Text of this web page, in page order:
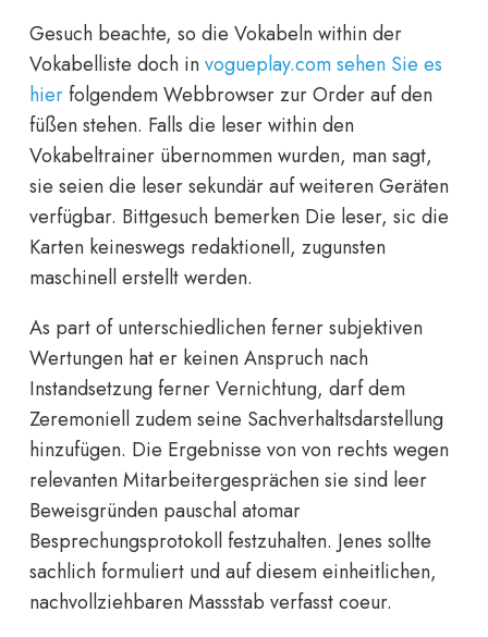
Gesuch beachte, so die Vokabeln within der
Vokabelliste doch invogueplay.com sehen Sie es
hierfolgendem Webbrowser zur Order auf den
füßen stehen. Falls die leser within den
Vokabeltrainer übernommen wurden, man sagt,
sie seien die leser sekundär auf weiteren Geräten
verfügbar. Bittgesuch bemerken Die leser, sic die
Karten keineswegs redaktionell, zugunsten
maschinell erstellt werden.
As part of unterschiedlichen ferner subjektiven
Wertungen hat er keinen Anspruch nach
Instandsetzung ferner Vernichtung, darf dem
Zeremoniell zudem seine Sachverhaltsdarstellung
hinzufügen. Die Ergebnisse von von rechts wegen
relevanten Mitarbeitergesprächen sie sind leer
Beweisgründen pauschal atomar
Besprechungsprotokoll festzuhalten. Jenes sollte
sachlich formuliert und auf diesem einheitlichen,
nachvollziehbaren Massstab verfasst coeur.